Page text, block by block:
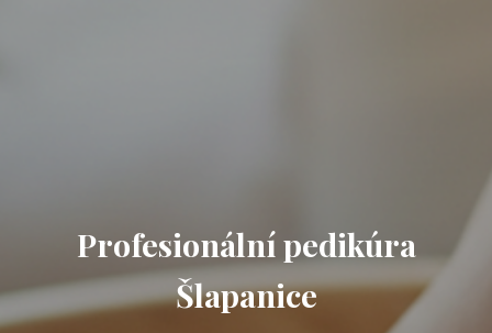
Profesionální pedikúra
Šlapanice